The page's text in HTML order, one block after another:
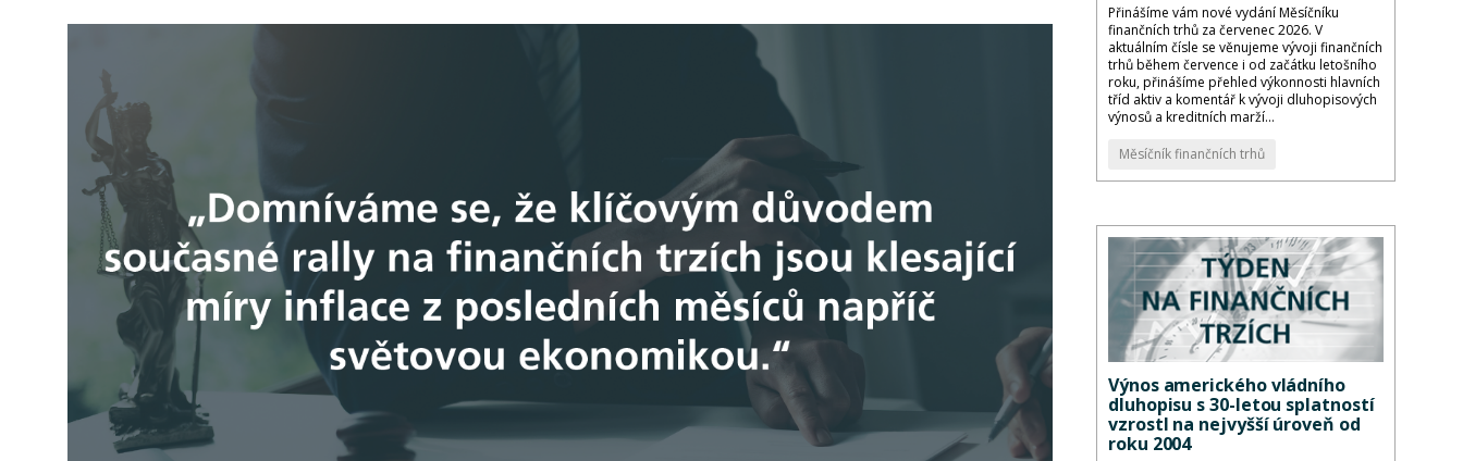
Přinášíme vám nové vydání Měsíčníku
finančních trhů za červenec 2026. V
aktuálním čísle se věnujeme vývoji finančních
trhů během července i od začátku letošního
roku, přinášíme přehled výkonnosti hlavních
tříd aktiv a komentář k vývoji dluhopisových
výnosů a kreditních marží...
Měsíčník finančních trhů
Výnos amerického vládního
dluhopisu s 30-letou splatností
vzrostl na nejvyšší úroveň od
roku 2004